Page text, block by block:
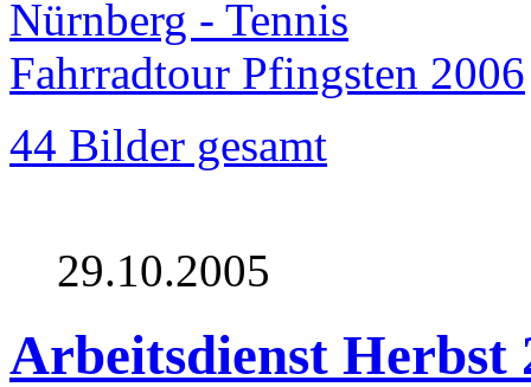
44 Bilder gesamt
29.10.2005
Arbeitsdienst Herbst